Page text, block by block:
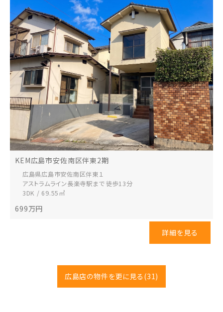
KEM広島市安佐南区伴東2期
広島県広島市安佐南区伴東１
アストラムライン長楽寺駅まで 徒歩13分
3DK / 69.55㎡
699万円
詳細を見る
広島店の物件を更に見る (31)